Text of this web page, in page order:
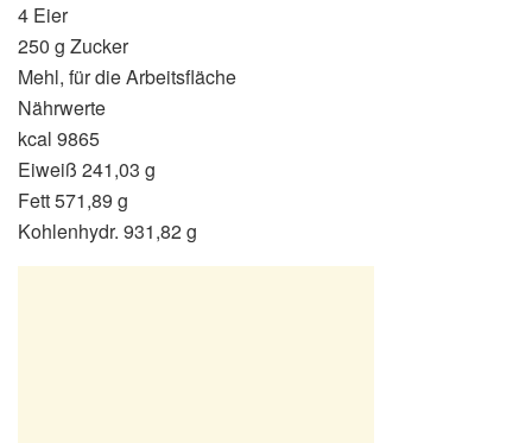
4 Eier
250 g Zucker
Mehl, für die Arbeitsfläche
Nährwerte
kcal 9865
Eiweiß 241,03 g
Fett 571,89 g
Kohlenhydr. 931,82 g